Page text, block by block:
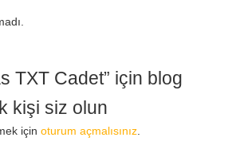
TXT Cadet” için blog
kişi siz olun
için oturum açmalısınız.